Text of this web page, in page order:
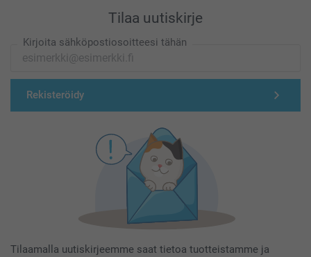
Tilaa uutiskirje
Kirjoita sähköpostiosoitteesi tähän
Rekisteröidy
Tilaamalla uutiskirjeemme saat tietoa tuotteistamme ja